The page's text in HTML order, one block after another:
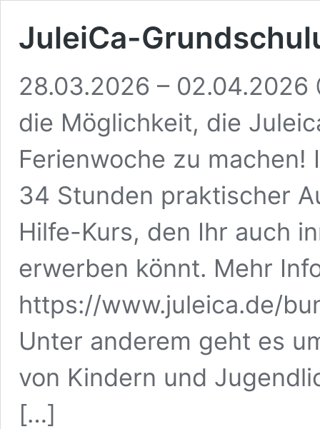
JuleiCa-
28.03.2026 – 02.04.2026
die Möglichkeit, die
Ferienwoche zu
34 Stunden praktischer
Hilfe-Kurs, den Ihr auch
erwerben könnt. Mehr
https://www.juleica.de/
Unter anderem geht es
von Kindern und
[…]